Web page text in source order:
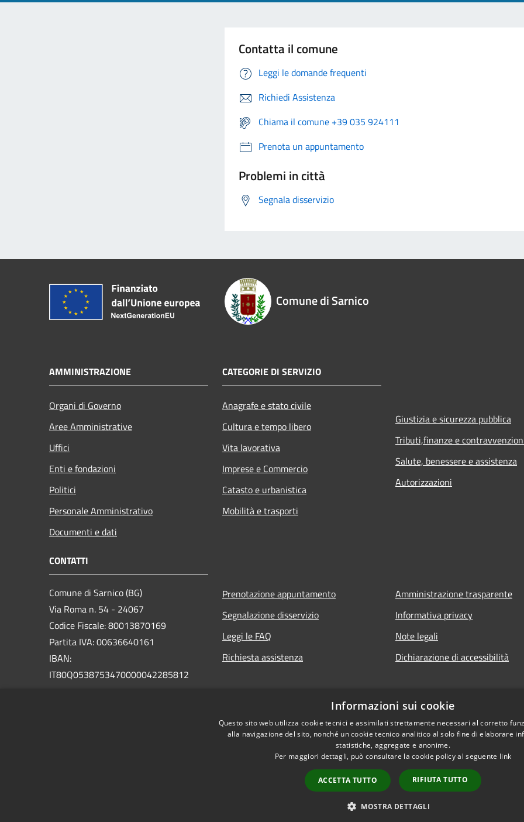
Contatta il comune
Leggi le domande frequenti
Richiedi Assistenza
Chiama il comune +39 035 924111
Prenota un appuntamento
Problemi in città
Segnala disservizio
Comune di Sarnico
AMMINISTRAZIONE
Organi di Governo
Aree Amministrative
Uffici
Enti e fondazioni
Politici
Personale Amministrativo
Documenti e dati
CATEGORIE DI SERVIZIO
Anagrafe e stato civile
Cultura e tempo libero
Vita lavorativa
Imprese e Commercio
Catasto e urbanistica
Mobilità e trasporti
Giustizia e sicurezza pubblica
Tributi,finanze e
Salute, benessere e assistenza
Autorizzazioni
CONTATTI
Comune di Sarnico (BG)
Via Roma n. 54 - 24067
Codice Fiscale: 80013870169
Partita IVA: 00636640161
IBAN:
IT80Q0538753470000042285812
Prenotazione appuntamento
Segnalazione disservizio
Leggi le FAQ
Richiesta assistenza
Amministrazione trasparente
Informativa privacy
Note legali
Dichiarazione di accessibilità
Copyright © 2026 • Comune
Informazioni sui cookie
Questo sito web utilizza cookie tecnici e assimilati strettamente necessari al corretto
alla navigazione del sito, nonché un cookie tecnico analitico al solo fine di elaborare
statistiche, aggregate e anonime.
Per maggiori dettagli, può consultare la cookie policy al seguente link
ACCETTA TUTTO RIFIUTA TUTTO
MOSTRA DETTAGLI